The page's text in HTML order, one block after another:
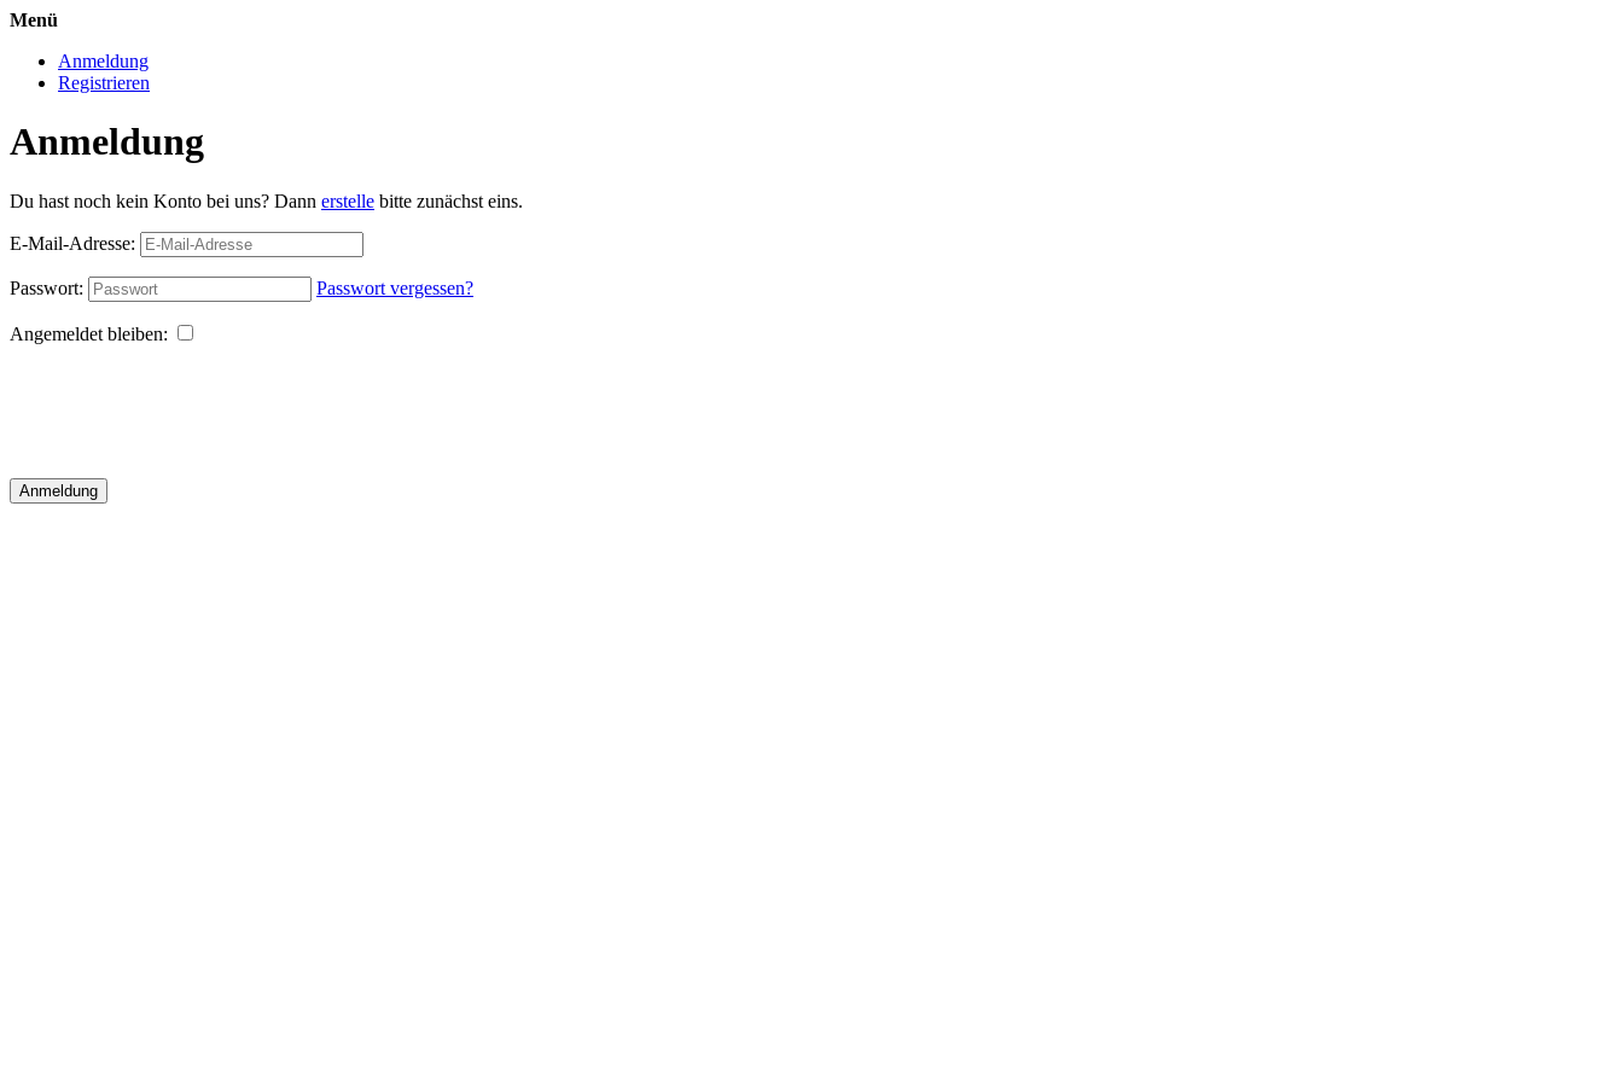
Menü
Anmeldung
Registrieren
Anmeldung
Du hast noch kein Konto bei uns? Dann erstelle bitte zunächst eins.
E-Mail-Adresse:
Passwort: Passwort vergessen?
Angemeldet bleiben:
Anmeldung